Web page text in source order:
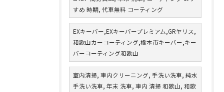
すめ 時期, 代車無料 コーティング
EXキーパー,EXキーパープレミアム,GRヤリス,
和歌山カーコーティング,橋本市キーパー,キー
パーコーティング和歌山
室内清掃, 車内クリーニング, 手洗い洗車, 純水
手洗い洗車, 年末 洗車, 車内 清掃 和歌山, 和歌